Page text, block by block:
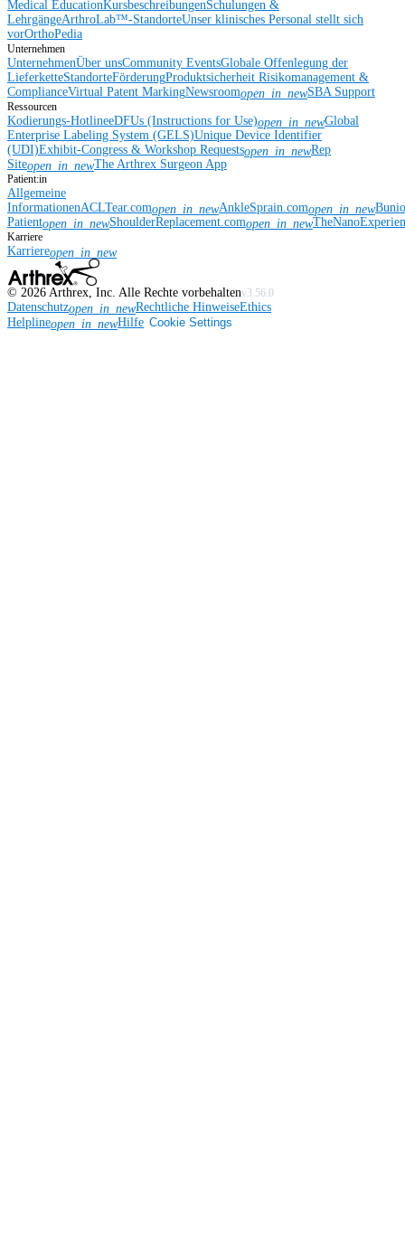
Medical EducationKursbeschreibungenSchulungen &
LehrgängeArthroLab™-StandorteUnser klinisches Personal stellt sich
vorOrthoPedia
Unternehmen
UnternehmenÜber unsCommunity EventsGlobale Offenlegung der
LieferketteStandorteFörderungProduktsicherheit Risikomanagement &
ComplianceVirtual Patent MarkingNewsroomopen_in_newSBA Support
Ressourcen
Kodierungs-HotlineeDFUs (Instructions for Use)open_in_newGlobal
Enterprise Labeling System (GELS)Unique Device Identifier
(UDI)Exhibit-Congress & Workshop Requestsopen_in_newRep
Siteopen_in_newThe Arthrex Surgeon App
Patient:in
Allgemeine
InformationenACLTear.comopen_in_newAnkleSprain.comopen_in_new
Patientopen_in_newShoulderReplacement.comopen_in_new
Karriere
Karriereopen_in_new
© 2026 Arthrex, Inc. Alle Rechte vorbehaltenv3.56.0
Datenschutzopen_in_newRechtliche HinweiseEthics
Helplineopen_in_newHilfe Cookie Settings